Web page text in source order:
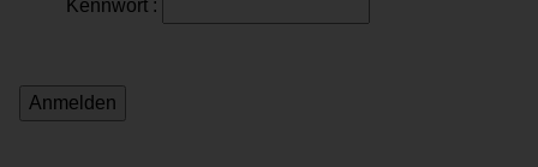
Kennwort :